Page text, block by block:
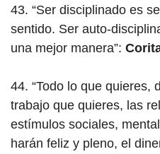
43. “Ser disciplinado es
sentido. Ser auto-
una mejor manera”:
44. “Todo lo que quieres,
trabajo que quieres, las
estímulos sociales,
harán feliz y pleno, el